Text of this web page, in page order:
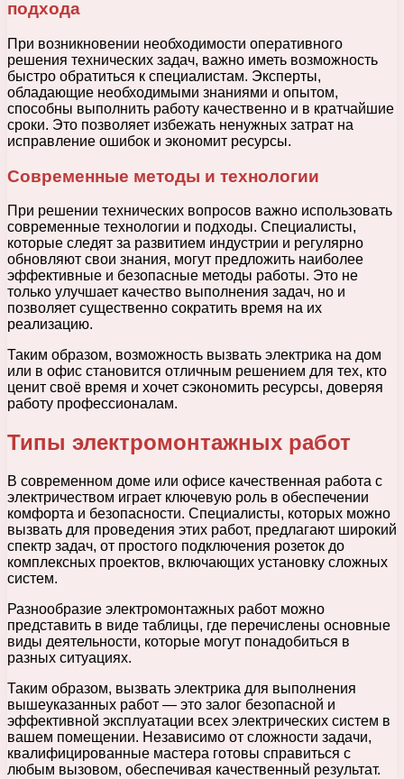
подхода
При возникновении необходимости оперативного
решения технических задач, важно иметь возможность
быстро обратиться к специалистам. Эксперты,
обладающие необходимыми знаниями и опытом,
способны выполнить работу качественно и в кратчайшие
сроки. Это позволяет избежать ненужных затрат на
исправление ошибок и экономит ресурсы.
Современные методы и технологии
При решении технических вопросов важно использовать
современные технологии и подходы. Специалисты,
которые следят за развитием индустрии и регулярно
обновляют свои знания, могут предложить наиболее
эффективные и безопасные методы работы. Это не
только улучшает качество выполнения задач, но и
позволяет существенно сократить время на их
реализацию.
Таким образом, возможность вызвать электрика на дом
или в офис становится отличным решением для тех, кто
ценит своё время и хочет сэкономить ресурсы, доверяя
работу профессионалам.
Типы электромонтажных работ
В современном доме или офисе качественная работа с
электричеством играет ключевую роль в обеспечении
комфорта и безопасности. Специалисты, которых можно
вызвать для проведения этих работ, предлагают широкий
спектр задач, от простого подключения розеток до
комплексных проектов, включающих установку сложных
систем.
Разнообразие электромонтажных работ можно
представить в виде таблицы, где перечислены основные
виды деятельности, которые могут понадобиться в
разных ситуациях.
Таким образом, вызвать электрика для выполнения
вышеуказанных работ — это залог безопасной и
эффективной эксплуатации всех электрических систем в
вашем помещении. Независимо от сложности задачи,
квалифицированные мастера готовы справиться с
любым вызовом, обеспечивая качественный результат.